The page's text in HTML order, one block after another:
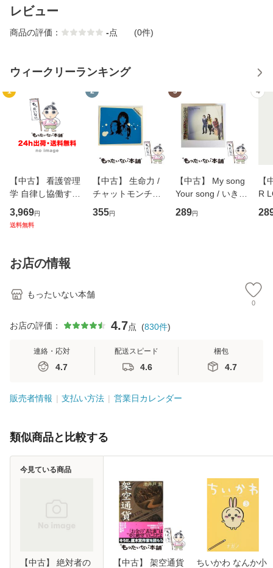
レビュー
商品の評価： -点 (0件)
ウィークリーランキング
1
【中古】 看護管理
学 自律し協働する
専門職の看護マネ
ジメントスキル 改
恵 藤本幸三 / 南江
堂 [単行
3,969円
送料無料
2
【中古】 生命力 /
チャットモンチー /
キューンレコード
[CD]【メール便送
355円
3
【中古】 My song
Your song / いきも
のがかり / [CD]
【メール便送料無
289円
4
【
R
産
お店の情報
もったいない本舗
0
お店の評価： 4.7点 (830件)
連絡・応対
4.7
配送スピード
4.6
梱包
4.7
販売者情報 支払い方法 営業日カレンダー
類似商品と比較する
【中古】 絶対者の
今見ている商品
【中古】 架空通貨
ちいかわ なんか小